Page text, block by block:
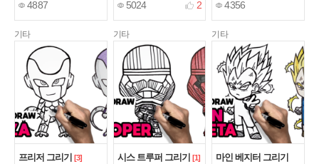
4887 5024 2 4356
기타
프리저 그리기 [3]
기타
시스 트루퍼 그리기 [1]
기타
마인 베지터 그리기